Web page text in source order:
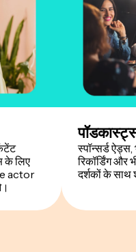
के लिए
actor
स्पॉन्सर्ड
रिकॉर्डिंग
दर्शकों के साथ